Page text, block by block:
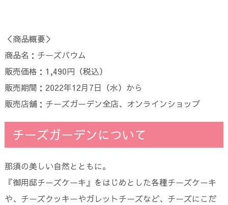
＜商品概要＞
商品名：チーズバウム
販売価格：1,490円（税込）
販売期間：2022年12月7日（水）から
販売店舗：チーズガーデン全店、オンラインショップ
チーズガーデンについて
那須の美しい自然とともに。
『御用邸チーズケーキ』をはじめとした各種チーズケーキ
や、チーズクッキーやガレットチーズなど、チーズにこだ